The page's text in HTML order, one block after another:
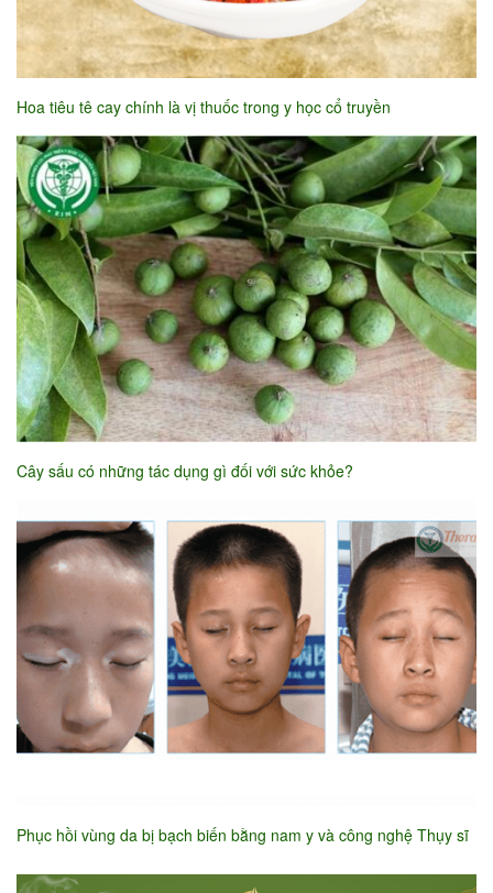
Hoa tiêu tê cay chính là vị thuốc trong y học cổ truyền
Cây sấu có những tác dụng gì đối với sức khỏe?
Phục hồi vùng da bị bạch biến bằng nam y và công nghệ Thụy sĩ